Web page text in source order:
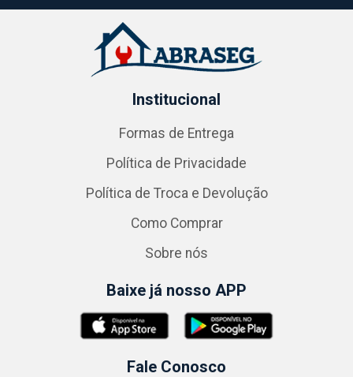
Institucional
Formas de Entrega
Política de Privacidade
Política de Troca e Devolução
Como Comprar
Sobre nós
Baixe já nosso APP
Fale Conosco